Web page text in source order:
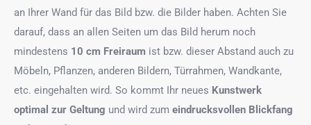
an Ihrer Wand für das Bild bzw. die Bilder haben. Achten Sie
darauf, dass an allen Seiten um das Bild herum noch
mindestens 10 cm Freiraum ist bzw. dieser Abstand auch zu
Möbeln, Pflanzen, anderen Bildern, Türrahmen, Wandkante,
etc. eingehalten wird. So kommt Ihr neues Kunstwerk
optimal zur Geltung und wird zum eindrucksvollen Blickfang